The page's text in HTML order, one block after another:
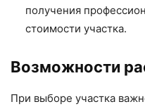
получения
стоимости участка.
Возможности
При выборе участка